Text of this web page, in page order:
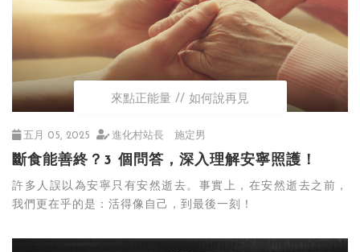
來點正能量 如何說再見
五月 05, 2025 進化村站長 施定男
斷食能善終？3 個問答，深入理解安寧照護！
許多人誤以為安寧只有安然逝去。事實上，在安然逝去之前，
我們更在乎的是：活得像自己，到最後一刻！